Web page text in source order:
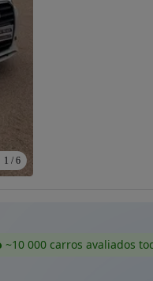
1 / 6
~10 000 carros avaliados